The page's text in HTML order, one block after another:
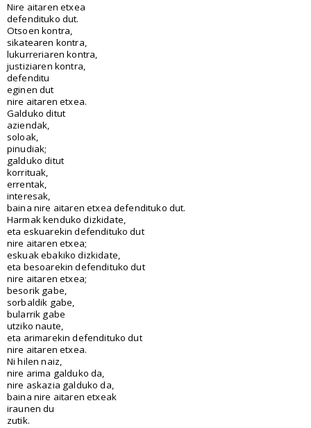
Nire aitaren etxea
defendituko dut.
Otsoen kontra,
sikatearen kontra,
lukurreriaren kontra,
justiziaren kontra,
defenditu
eginen dut
nire aitaren etxea.
Galduko ditut
aziendak,
soloak,
pinudiak;
galduko ditut
korrituak,
errentak,
interesak,
baina nire aitaren etxea defendituko dut.
Harmak kenduko dizkidate,
eta eskuarekin defendituko dut
nire aitaren etxea;
eskuak ebakiko dizkidate,
eta besoarekin defendituko dut
nire aitaren etxea;
besorik gabe,
sorbaldik gabe,
bularrik gabe
utziko naute,
eta arimarekin defendituko dut
nire aitaren etxea.
Ni hilen naiz,
nire arima galduko da,
nire askazia galduko da,
baina nire aitaren etxeak
iraunen du
zutik.